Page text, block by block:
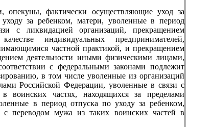
опекуны, фактически осуществляющие уход за
за ребенком, матери, уволенные в период
с ликвидацией организаций, прекращением
индивидуальных предпринимателей,
частной практикой, и прекращением
деятельности иными физическими лицами,
с федеральными законами подлежит
в том числе уволенные из организаций
Российской Федерации, уволенные в связи с
воинских частях, находящихся за пределами
в период отпуска по уходу за ребенком,
переводом мужа из таких воинских частей в